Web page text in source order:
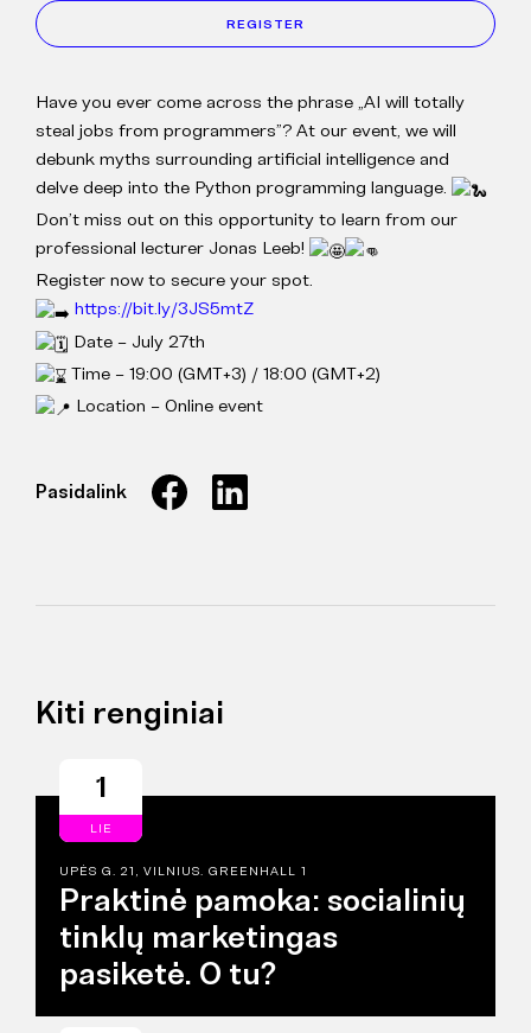
REGISTER
Have you ever come across the phrase „AI will totally
steal jobs from programmers”? At our event, we will
debunk myths surrounding artificial intelligence and
delve deep into the Python programming language.
Don’t miss out on this opportunity to learn from our
professional lecturer Jonas Leeb!
Register now to secure your spot.
https://bit.ly/3JS5mtZ
Date – July 27th
Time – 19:00 (GMT+3) / 18:00 (GMT+2)
Location – Online event
Pasidalink
Kiti renginiai
1
LIE
UPĖS G. 21, VILNIUS. GREENHALL 1
Praktinė pamoka: socialinių
tinklų marketingas
pasiketė. O tu?